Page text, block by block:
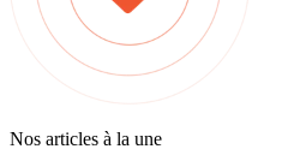
Nos articles à la une